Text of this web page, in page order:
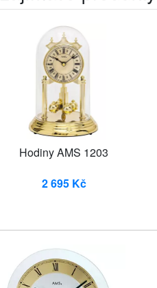
Hodiny AMS 1203
2 695 Kč